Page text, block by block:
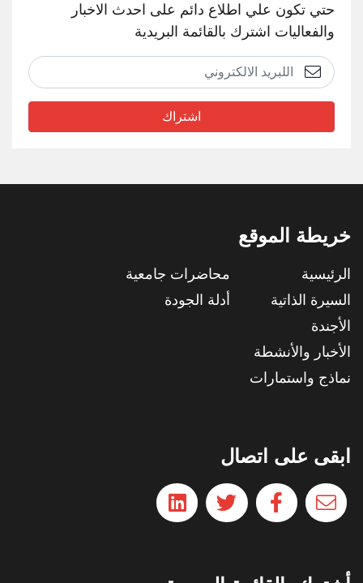
حتي تكون علي اطلاع دائم على احدث الاخبار
والفعاليات اشترك بالقائمة البريدية
اشتراك
خريطة الموقع
الرئيسية
السيرة الذاتية
الأجندة
الأخبار والأنشطة
نماذج واستمارات
محاضرات جامعية
أدلة الجودة
ابقى على اتصال